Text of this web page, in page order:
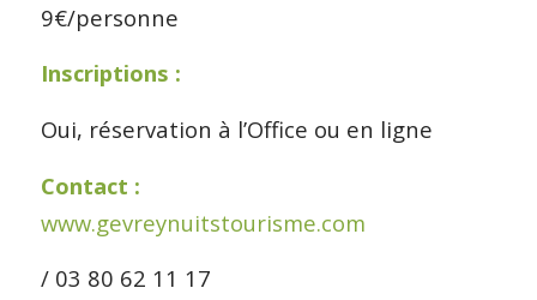
9€/personne
Inscriptions :
Oui, réservation à l’Office ou en ligne
Contact :
www.gevreynuitstourisme.com
/ 03 80 62 11 17